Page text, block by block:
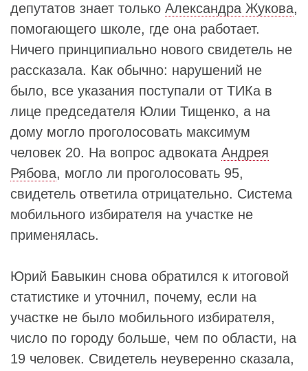
депутатов знает только Александра Жукова,
помогающего школе, где она работает.
Ничего принципиально нового свидетель не
рассказала. Как обычно: нарушений не
было, все указания поступали от ТИКа в
лице председателя Юлии Тищенко, а на
дому могло проголосовать максимум
человек 20. На вопрос адвоката Андрея
Рябова, могло ли проголосовать 95,
свидетель ответила отрицательно. Система
мобильного избирателя на участке не
применялась.
Юрий Бавыкин снова обратился к итоговой
статистике и уточнил, почему, если на
участке не было мобильного избирателя,
число по городу больше, чем по области, на
19 человек. Свидетель неуверенно сказала,